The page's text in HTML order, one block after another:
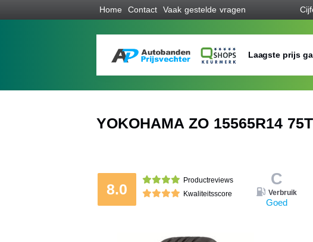
Home Contact Vaak gestelde vragen
Laagste prijs
YOKOHAMA ZO 15565R14
8.0
Productreviews
Kwaliteitsscore
C
Verbruik
Goed